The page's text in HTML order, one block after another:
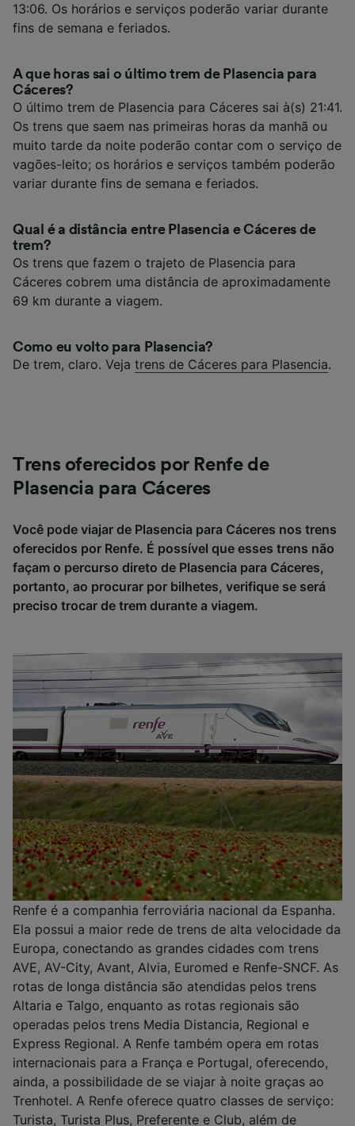
13:06. Os horários e serviços poderão variar durante
fins de semana e feriados.
A que horas sai o último trem de Plasencia para
Cáceres?
O último trem de Plasencia para Cáceres sai à(s) 21:41.
Os trens que saem nas primeiras horas da manhã ou
muito tarde da noite poderão contar com o serviço de
vagões-leito; os horários e serviços também poderão
variar durante fins de semana e feriados.
Qual é a distância entre Plasencia e Cáceres de
trem?
Os trens que fazem o trajeto de Plasencia para
Cáceres cobrem uma distância de aproximadamente
69 km durante a viagem.
Como eu volto para Plasencia?
De trem, claro. Veja trens de Cáceres para Plasencia.
Trens oferecidos por Renfe de
Plasencia para Cáceres
Você pode viajar de Plasencia para Cáceres nos trens
oferecidos por Renfe. É possível que esses trens não
façam o percurso direto de Plasencia para Cáceres,
portanto, ao procurar por bilhetes, verifique se será
preciso trocar de trem durante a viagem.
Renfe é a companhia ferroviária nacional da Espanha.
Ela possui a maior rede de trens de alta velocidade da
Europa, conectando as grandes cidades com trens
AVE, AV-City, Avant, Alvia, Euromed e Renfe-SNCF. As
rotas de longa distância são atendidas pelos trens
Altaria e Talgo, enquanto as rotas regionais são
operadas pelos trens Media Distancia, Regional e
Express Regional. A Renfe também opera em rotas
internacionais para a França e Portugal, oferecendo,
ainda, a possibilidade de se viajar à noite graças ao
Trenhotel. A Renfe oferece quatro classes de serviço:
Turista, Turista Plus, Preferente e Club, além de